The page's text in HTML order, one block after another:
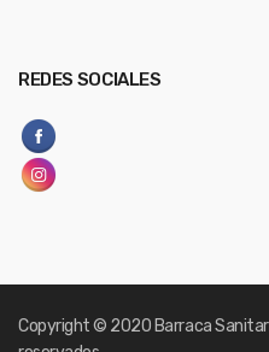
REDES SOCIALES
Copyright© 2020 Barraca